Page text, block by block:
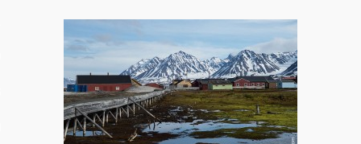
PHOTO
VIDEOS